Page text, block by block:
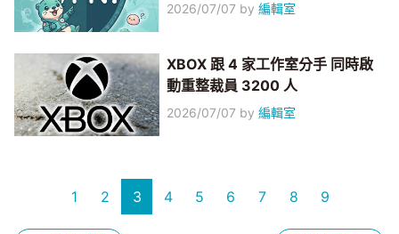
2026/07/07 by編輯室
XBOX 跟 4 家工作室分手 同時啟
動重整裁員 3200 人
2026/07/07 by編輯室
1 2 3 4 5 6 7 8 9